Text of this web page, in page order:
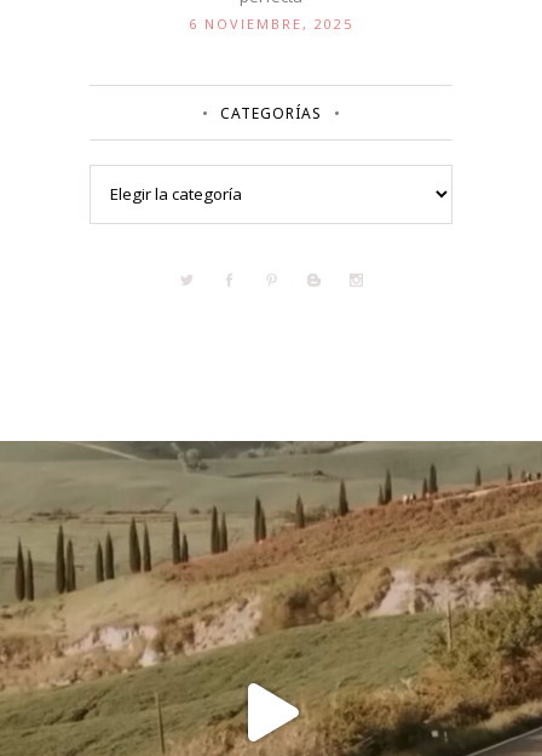
6 NOVIEMBRE, 2025
CATEGORÍAS